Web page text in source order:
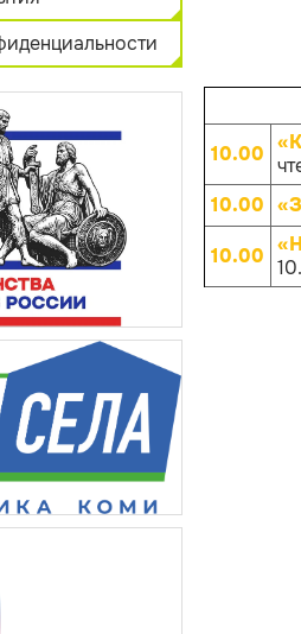
10.00
10.00
10.00